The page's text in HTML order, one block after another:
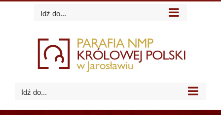
Idź do...
Idź do...